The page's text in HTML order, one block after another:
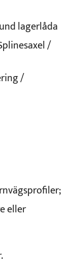
lagerlåda
/
/
eller